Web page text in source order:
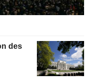
des